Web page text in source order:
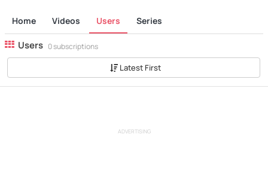
Home Videos Users Series
Users 0 subscriptions
Latest First
ADVERTISING